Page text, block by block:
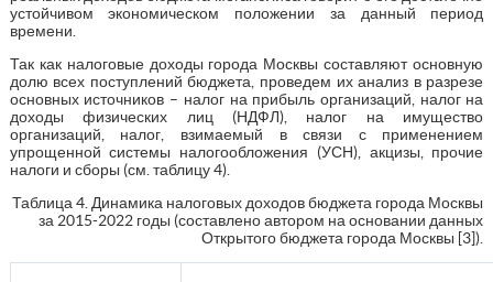
устойчивом экономическом положении за данный период
времени.
Так как налоговые доходы города Москвы составляют основную
долю всех поступлений бюджета, проведем их анализ в разрезе
основных источников – налог на прибыль организаций, налог на
доходы физических лиц (НДФЛ), налог на имущество
организаций, налог, взимаемый в связи с применением
упрощенной системы налогообложения (УСН), акцизы, прочие
налоги и сборы (см. таблицу 4).
Таблица 4. Динамика налоговых доходов бюджета города Москвы
за 2015-2022 годы (составлено автором на основании данных
Открытого бюджета города Москвы [3]).